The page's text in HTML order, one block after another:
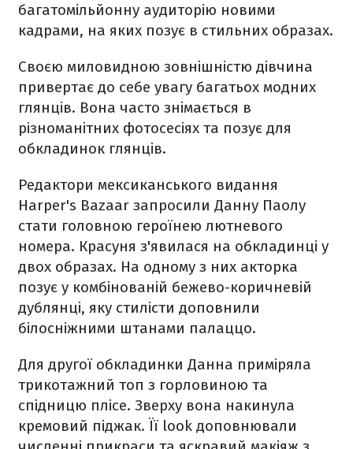
багатомільйонну аудиторію новими
кадрами, на яких позує в стильних образах.
Своєю миловидною зовнішністю дівчина
привертає до себе увагу багатьох модних
глянців. Вона часто знімається в
різноманітних фотосесіях та позує для
обкладинок глянців.
Редактори мексиканського видання
Harper's Bazaar запросили Данну Паолу
стати головною героїнею лютневого
номера. Красуня з'явилася на обкладинці у
двох образах. На одному з них акторка
позує у комбінованій бежево-коричневій
дублянці, яку стилісти доповнили
білосніжними штанами палаццо.
Для другої обкладинки Данна приміряла
трикотажний топ з горловиною та
спідницю плісе. Зверху вона накинула
кремовий піджак. Її look доповнювали